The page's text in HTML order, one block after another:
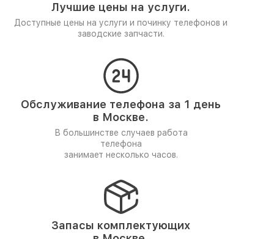
Лучшие цены на услуги.
Доступные цены на услуги и починку телефонов и
заводские запчасти.
Обслуживание телефона за 1 день
в Москве.
В большинстве случаев работа
телефона
занимает несколько часов.
Запасы комплектующих